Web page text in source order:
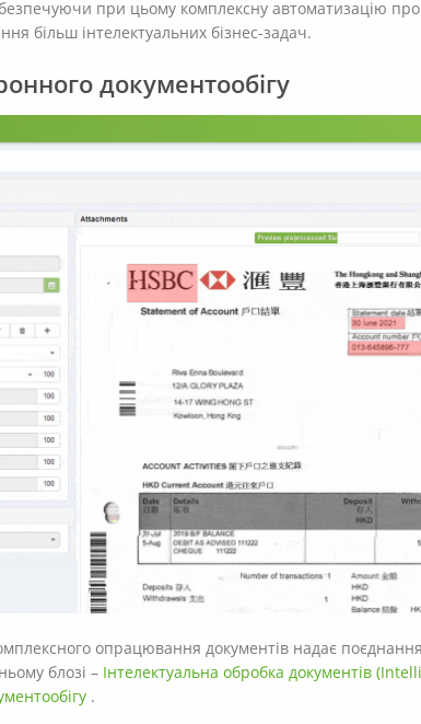
при цьому комплексну автоматизацію
більш інтелектуальних бізнес-задач.
документообігу
опрацювання документів надає
блозі – Інтелектуальна обробка документів
.